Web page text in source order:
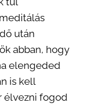
után
abban, hogy
elengeded
is kell
élvezni fogod